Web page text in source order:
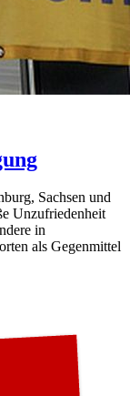
Sachsen und
Unzufriedenheit
in
als Gegenmittel